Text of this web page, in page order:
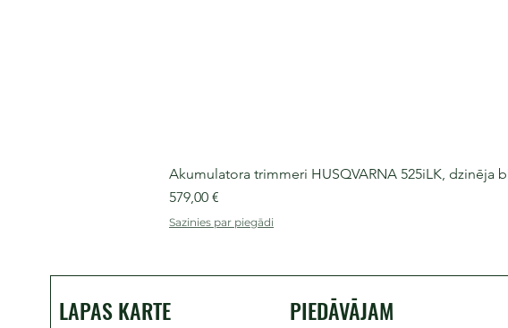
Akumulatora trimmeri HUSQVARNA 525iLK, dzinēja
Cena
579,00 €
Sazinies par piegādi
LAPAS KARTE PIEDĀVĀJAM